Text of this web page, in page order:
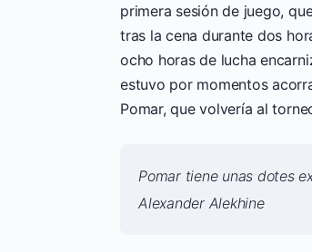
primera sesión de juego,
tras la cena durante dos
ocho horas de lucha
estuvo por momentos
Pomar, que volvería al
Pomar tiene unas dotes
Alexander Alekhine